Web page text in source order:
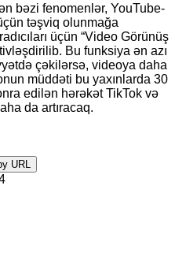
bəzi fenomenlər, YouTube-
təşviq olunmağa
üçün “Video Görünüş
Bu funksiya ən azı
çəkilərsə, videoya daha
müddəti bu yaxınlarda 30
edilən hərəkət TikTok və
da artıracaq.
URL